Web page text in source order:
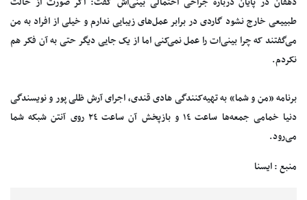
طبییعی خارج نشود گاردی در برابر عمل‌های زیبایی ندارم و خیلی از افراد به من
می‌گفتند که چرا بینی‌ات را عمل نمی‌کنی اما از یک جایی دیگر حتی به آن فکر هم
نکردم.
برنامه «من و شما» به تهیه‌کنندگی هادی قندی، اجرای آرش ظلی پور و نویسندگی
دنیا خمامی جمعه‌ها ساعت ١٤ و بازپخش آن ساعت ٢٤ روی آنتن شبکه شما
می‌رود.
منبع : ایسنا